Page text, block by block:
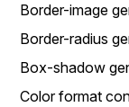
Border-image
Border-radius
Box-shadow
Color format